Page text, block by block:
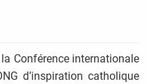
Conférence internationale
d’inspiration catholique